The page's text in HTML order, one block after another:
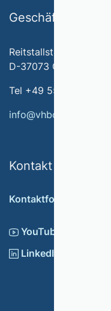
Geschäftsstelle
Reitstallstr. 7
D-37073 Göttingen
Tel +49 551 79778-566
info@vhbonline.org
Kontakt
Kontaktformular
YouTube
LinkedIn